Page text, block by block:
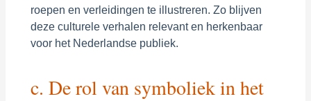
roepen en verleidingen te illustreren. Zo blijven
deze culturele verhalen relevant en herkenbaar
voor het Nederlandse publiek.
c. De rol van symboliek in het